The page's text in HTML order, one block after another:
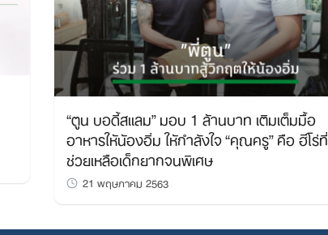
Search
“ตูน บอดี้สแลม” มอบ 1 ล้านบาท เติมเต็มมื้อ
อาหารให้น้องอิ่ม ให้กำลังใจ “คุณครู” คือ ฮีโร่ที่
ช่วยเหลือเด็กยากจนพิเศษ
21 พฤษภาคม 2563